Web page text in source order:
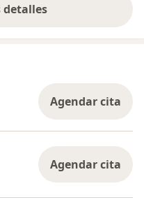
detalles
la experiencia
Agendar cita
Agendar cita